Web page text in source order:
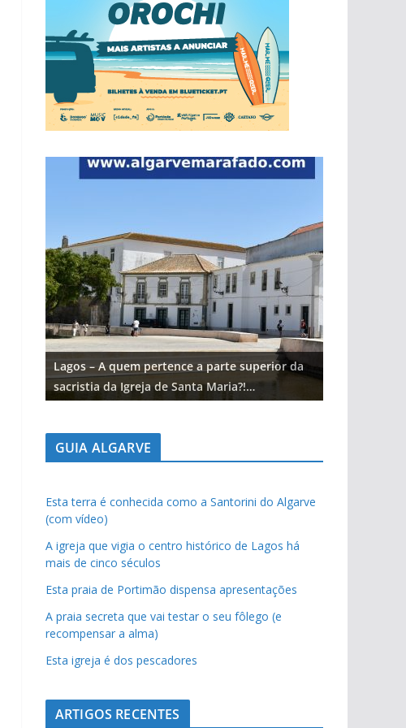
Lagos – A quem pertence a parte superior da
sacristia da Igreja de Santa Maria?!…
GUIA ALGARVE
Esta terra é conhecida como a Santorini do Algarve
(com vídeo)
A igreja que vigia o centro histórico de Lagos há
mais de cinco séculos
Esta praia de Portimão dispensa apresentações
A praia secreta que vai testar o seu fôlego (e
recompensar a alma)
Esta igreja é dos pescadores
ARTIGOS RECENTES